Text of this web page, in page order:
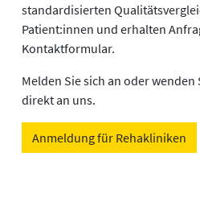
standardisierten
Patient:innen und erhalten
Kontaktformular.
Melden Sie sich an oder
direkt an uns.
Anmeldung für Rehakliniken